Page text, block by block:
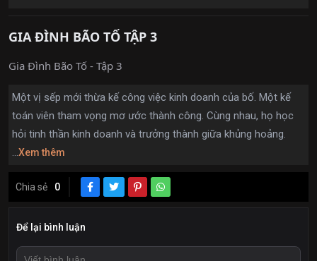
GIA ĐÌNH BÃO TỐ TẬP 3
Gia Đình Bão Tố - Tập 3
Một vị sếp mới thừa kế công việc kinh doanh của bố. Một kế
toán viên tham vọng mơ ước thành công. Cùng nhau, họ học
hỏi tinh thần kinh doanh và trưởng thành giữa khủng hoảng.
...Xem thêm
Chia sẻ 0
Để lại bình luận